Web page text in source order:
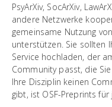
PsyArXiv, SocArXiv,
andere Netzwerke
gemeinsame Nutzung
unterstützen. Sie sollten
Service hochladen, der
Community passt, die
Ihre Disziplin keinen
gibt, ist OSF-Preprints